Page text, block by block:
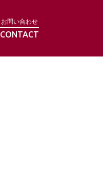
お問い合わせ
CONTACT